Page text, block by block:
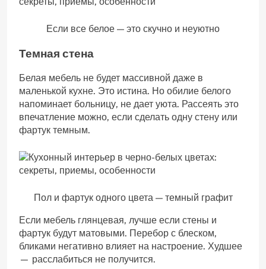
Если все белое — это скучно и неуютно
Темная стена
Белая мебель не будет массивной даже в
маленькой кухне. Это истина. Но обилие белого
напоминает больницу, не дает уюта. Рассеять это
впечатление можно, если сделать одну стену или
фартук темным.
Пол и фартук одного цвета — темный графит
Если мебель глянцевая, лучше если стены и
фартук будут матовыми. Перебор с блеском,
бликами негативно влияет на настроение. Худшее
— расслабиться не получится.